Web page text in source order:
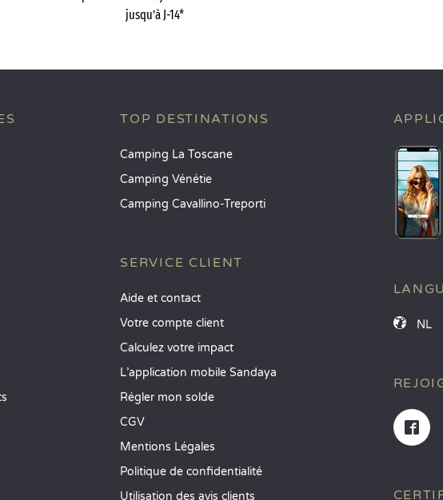
jusqu’à J-14*
TOP DESTINATIONS
Camping La Toscane
Camping Vénétie
Camping Cavallino-Treporti
SERVICE CLIENT
Aide et contact
Votre compte client
Calculez votre impact
L’application mobile Sandaya
Régler mon solde
CGV
Mentions Légales
Politique de confidentialité
Utilisation des avis clients
NL